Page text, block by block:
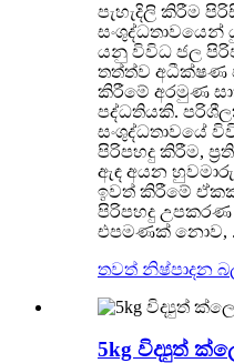
පැහැදිලි කිරීම
සංශුද්ධතාවයෙන්
යනු විවිධ ජල
තත්ත්ව අධීක්ෂණ
කිරීමේ අරමුණ
පද්ධතියකි.
සංශුද්ධතාවයේ
පිරිපහදු කිරීම,
ඇඳ අයන
ඉවත් කිරීමේ
පිරිපහදු
එපමණක් නොව,
තවත් නිෂ්පාදන
5kg විද්‍යුත්